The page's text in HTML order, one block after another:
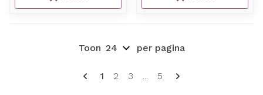
Pagina's
U lees momenteel pagina
1 Pagina
2 Pagina
3 ... Pagina
5
Toon per pagina